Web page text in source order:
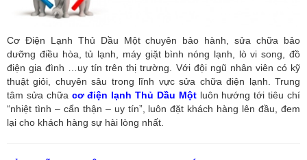
Cơ Điện Lạnh Thủ Dầu Một chuyên bảo hành, sửa chữa bảo
dưỡng điều hòa, tủ lạnh, máy giặt bình nóng lạnh, lò vi song, đồ
điện gia đình …uy tín trên thị trường. Với đội ngũ nhân viên có kỹ
thuật giỏi, chuyên sâu trong lĩnh vực sửa chữa điện lạnh. Trung
tâm sửa chữa cơ điện lạnh Thủ Dầu Mộtluôn hướng tới tiêu chí
“nhiệt tình – cẩn thận – uy tín”, luôn đặt khách hàng lên đầu, đem
lại cho khách hàng sự hài lòng nhất.